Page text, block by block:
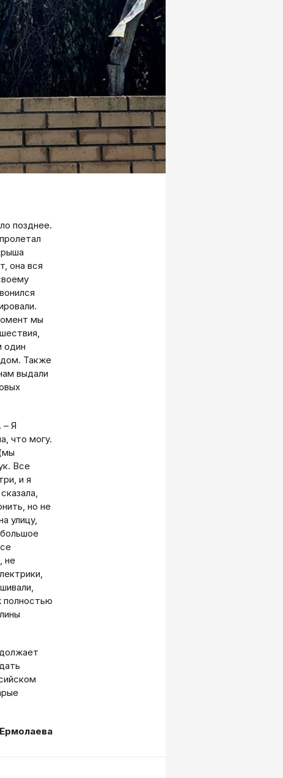
позднее.
она вся
мы
один
Также
выдали
– Я
что могу.
Все
и я
но не
улицу,
не
полностью